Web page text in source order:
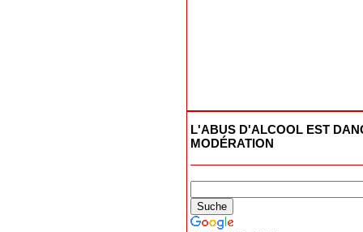
L'ABUS D'ALCOOL EST
MODÉRATION